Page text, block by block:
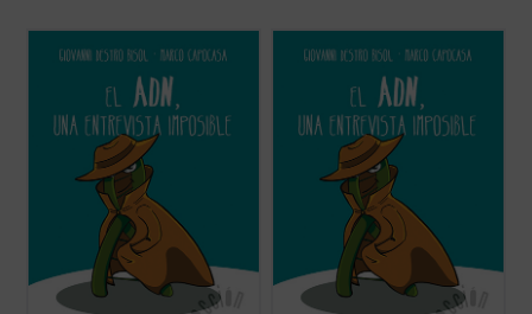
Más allá de su aparente popularidad, ¿qué
sabemos realmente del ADN y del itinerario
científico que lo ha convertido en un icono
de la biología? Quizá alguna cosa, pero
probablemente no lo que más merece la
pena conocer de él.
(ver ficha)
Más allá de su aparente popularidad, ¿qué
sabemos realmente del ADN y del itinerario
científico que lo ha convertido en un icono
de la biología? Quizá alguna cosa, pero
probablemente no lo que más merece la
pena conocer de él.
(ver ficha)